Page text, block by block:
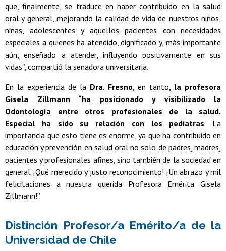
que, finalmente, se traduce en haber contribuido en la salud
oral y general, mejorando la calidad de vida de nuestros niños,
niñas, adolescentes y aquellos pacientes con necesidades
especiales a quienes ha atendido, dignificado y, más importante
aún, enseñado a atender, influyendo positivamente en sus
vidas”, compartió la senadora universitaria.
En la experiencia de la Dra. Fresno, en tanto, la profesora
Gisela Zillmann “ha posicionado y visibilizado la
Odontología entre otros profesionales de la salud.
Especial ha sido su relación con los pediatras. La
importancia que esto tiene es enorme, ya que ha contribuido en
educación y prevención en salud oral no solo de padres, madres,
pacientes y profesionales afines, sino también de la sociedad en
general. ¡Qué merecido y justo reconocimiento! ¡Un abrazo y mil
felicitaciones a nuestra querida Profesora Emérita Gisela
Zillmann!”.
Distinción Profesor/a Emérito/a de la
Universidad de Chile